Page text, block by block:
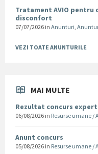
Tratament AVIO
disconfort
07/07/2026 in Anunturi,
VEZI TOATE ANUNTURILE
MAI MULTE
Rezultat concurs
06/08/2026 in Resurse umane /
Anunt concurs
05/08/2026 in Resurse umane /